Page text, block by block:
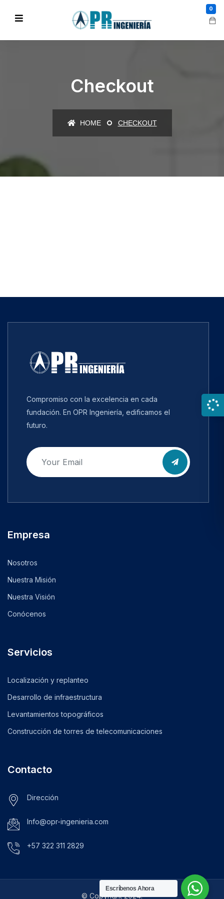
0
Checkout
HOME CHECKOUT
Compromiso con la excelencia en cada
fundación. En OPR Ingeniería, edificamos el
futuro.
Empresa
Nosotros
Nuestra Misión
Nuestra Visión
Conócenos
Servicios
Localización y replanteo
Desarrollo de infraestructura
Levantamientos topográficos
Construcción de torres de telecomunicaciones
Contacto
Dirección
Info@opr-ingenieria.com
+57 322 311 2829
© Copyright 2024.
Escríbenos Ahora